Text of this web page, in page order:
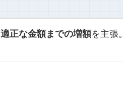
適正な金額までの増額を主張。